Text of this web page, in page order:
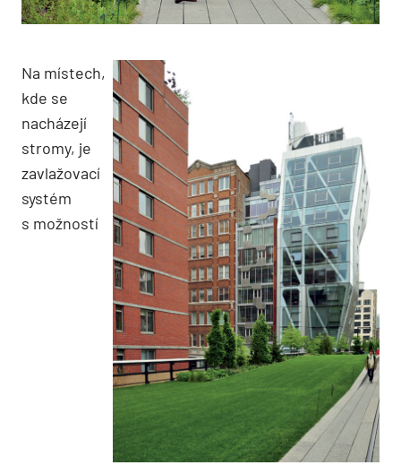
Na místech,
kde se
nacházejí
stromy, je
zavlažovací
systém
s možností